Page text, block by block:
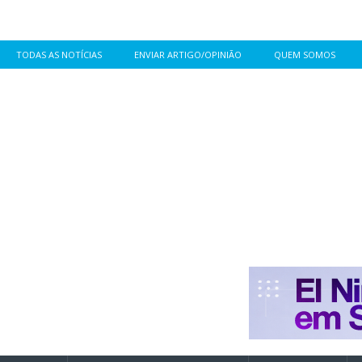
TODAS AS NOTÍCIAS ENVIAR ARTIGO/OPINIÃO QUEM SOMOS